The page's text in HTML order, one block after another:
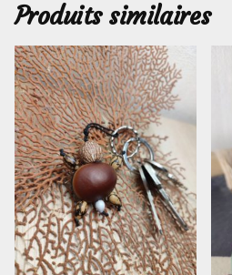
Produits similaires